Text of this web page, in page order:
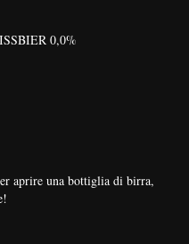
0,0%
aprire una bottiglia di birra,